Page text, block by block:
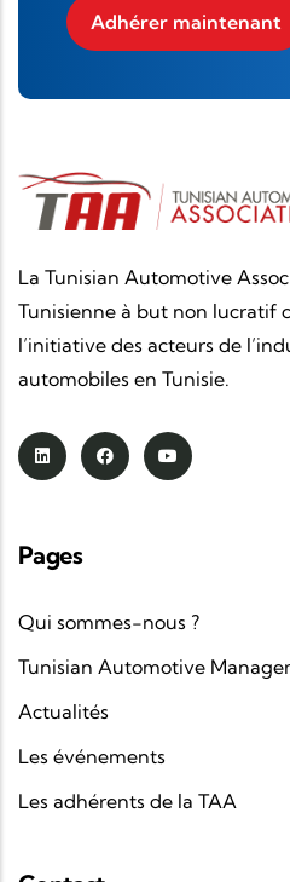
Adhérer maintenant
La Tunisian Automotive
Tunisienne à but non lucratif
l’initiative des acteurs de
automobiles en Tunisie.
Pages
Qui sommes-nous ?
Tunisian Automotive
Actualités
Les événements
Les adhérents de la TAA